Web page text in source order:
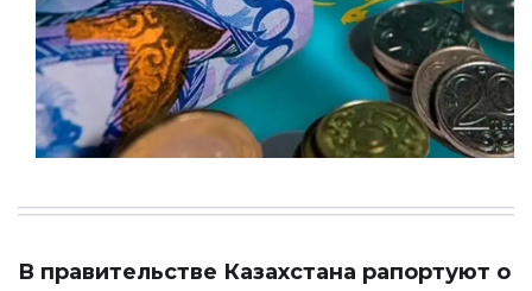
В правительстве Казахстана рапортуют о